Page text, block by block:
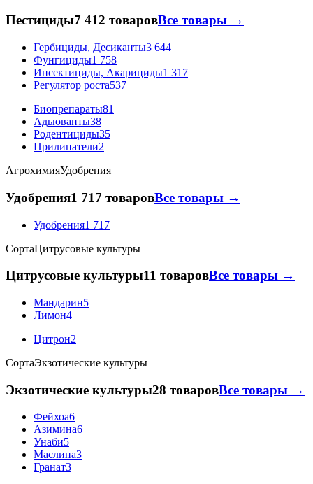
Пестициды7 412 товаровВсе товары →
Гербициды, Десиканты3 644
Фунгициды1 758
Инсектициды, Акарициды1 317
Регулятор роста537
Биопрепараты81
Адьюванты38
Родентициды35
Прилипатели2
АгрохимияУдобрения
Удобрения1 717 товаровВсе товары →
Удобрения1 717
СортаЦитрусовые культуры
Цитрусовые культуры11 товаровВсе товары →
Мандарин5
Лимон4
Цитрон2
СортаЭкзотические культуры
Экзотические культуры28 товаровВсе товары →
Фейхоа6
Азимина6
Унаби5
Маслина3
Гранат3